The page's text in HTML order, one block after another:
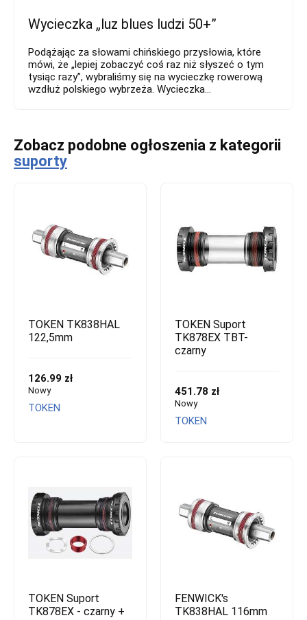
Wycieczka „luz blues ludzi 50+”
Podążając za słowami chińskiego przysłowia, które
mówi, że „lepiej zobaczyć coś raz niż słyszeć o tym
tysiąc razy”, wybraliśmy się na wycieczkę rowerową
wzdłuż polskiego wybrzeża. Wycieczka...
Zobacz podobne ogłoszenia z kategorii
suporty
TOKEN TK838HAL
122,5mm
126.99 zł
Nowy
TOKEN
TOKEN Suport
TK878EX TBT-
czarny
451.78 zł
Nowy
TOKEN
TOKEN Suport
TK878EX - czarny +
FENWICK's
TK838HAL 116mm